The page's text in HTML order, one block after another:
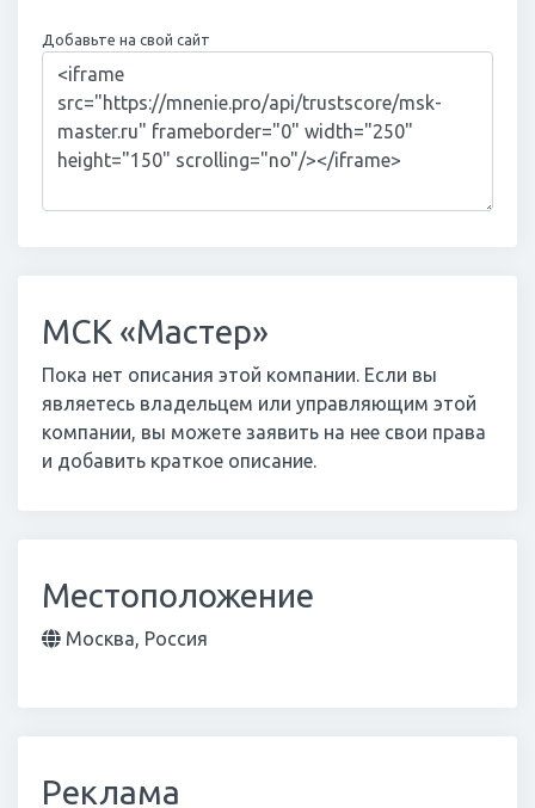
Добавьте на свой сайт
МСК «Мастер»
Пока нет описания этой компании. Если вы
являетесь владельцем или управляющим этой
компании, вы можете заявить на нее свои права
и добавить краткое описание.
Местоположение
Москва, Россия
Реклама